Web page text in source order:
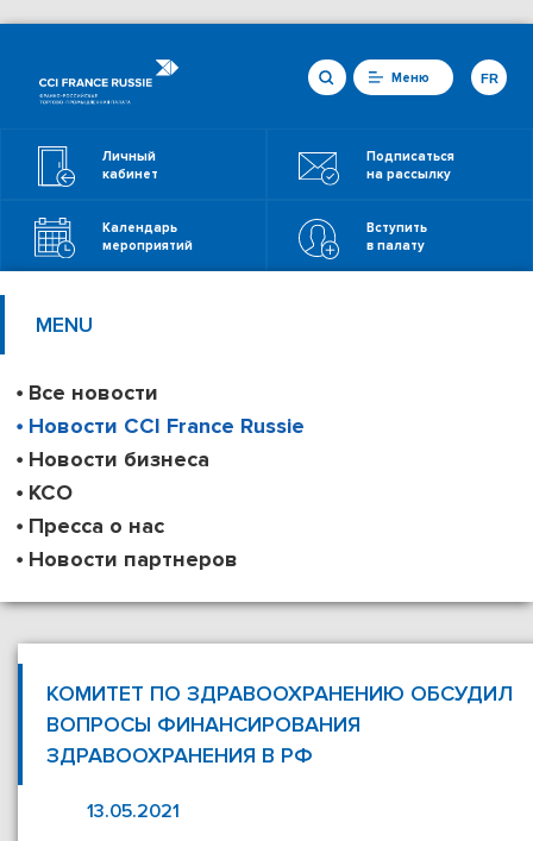
Меню
Личный
кабинет
Подписаться
на рассылку
Календарь
мероприятий
Вступить
в палату
FR
MENU
Все новости
Новости CCI France Russie
Новости бизнеса
КСО
Пресса о нас
Новости партнеров
КОМИТЕТ ПО ЗДРАВООХРАНЕНИЮ ОБСУДИЛ
ВОПРОСЫ ФИНАНСИРОВАНИЯ
ЗДРАВООХРАНЕНИЯ В РФ
13.05.2021